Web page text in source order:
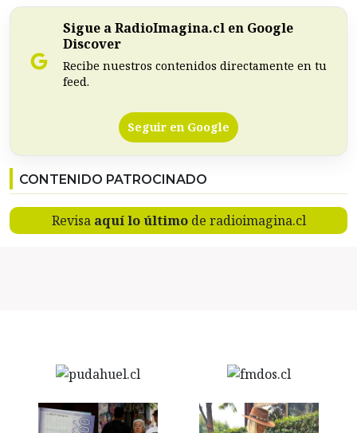
Sigue a RadioImagina.cl en Google
Discover
Recibe nuestros contenidos directamente en tu
feed.
Seguir en Google
CONTENIDO PATROCINADO
Revisa aquí lo últimode radioimagina.cl